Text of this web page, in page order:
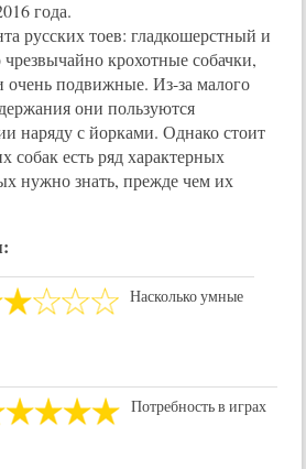
года.
русских тоев: гладкошерстный и
крохотные собачки,
подвижные. Из-за малого
они пользуются
наряду с йорками. Однако стоит
собак есть ряд характерных
нужно знать, прежде чем их
Насколько умные
Потребность в играх